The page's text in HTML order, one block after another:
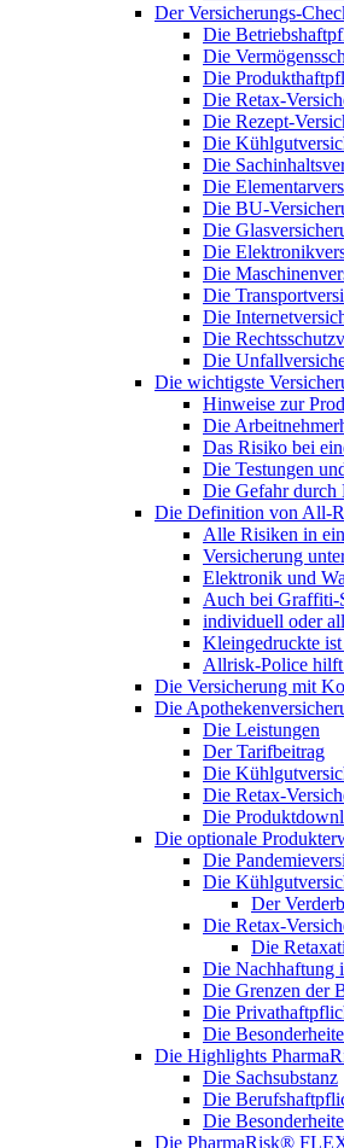
Der Versicherungs-
Die
Die
Die
Die Retax-
Die Rezept-
Die
Die
Die
Die BU-
Die
Die
Die
Die
Die
Die
Die
Die wichtigste
Hinweise zur
Die
Das Risiko bei
Die Testungen
Die Gefahr durch
Die Definition von All-
Alle Risiken in
Versicherung
Elektronik und
Auch bei Graffiti-
individuell oder
Kleingedruckte ist
Allrisk-Police hilft
Die Versicherung mit
Die
Die Leistungen
Der Tarifbeitrag
Die
Die Retax-
Die
Die optionale
Die
Die
Der
Die Retax-
Die
Die Nachhaftung
Die Grenzen der
Die
Die
Die Highlights
Die Sachsubstanz
Die
Die
Die PharmaRisk®